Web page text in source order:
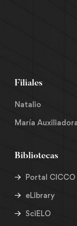
Filiales
Natalio
María
Bibliotecas
Portal CICCO
eLibrary
SciELO